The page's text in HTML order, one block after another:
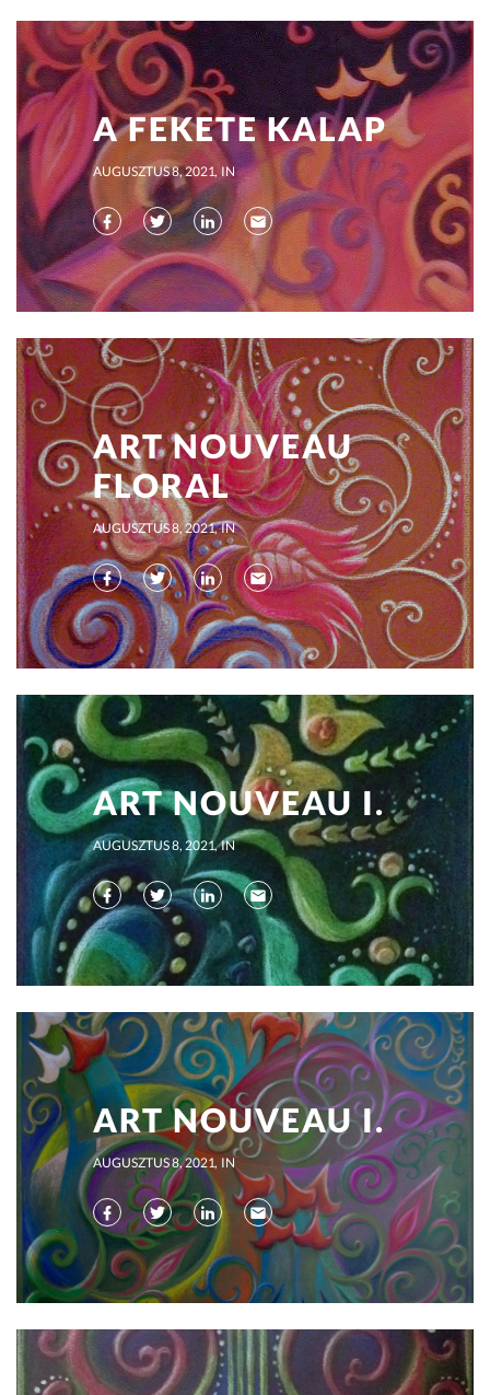
A FEKETE KALAP
AUGUSZTUS 8, 2021 IN
ART NOUVEAU
FLORAL
AUGUSZTUS 8, 2021 IN
ART NOUVEAU I.
AUGUSZTUS 8, 2021 IN
ART NOUVEAU I.
AUGUSZTUS 8, 2021 IN